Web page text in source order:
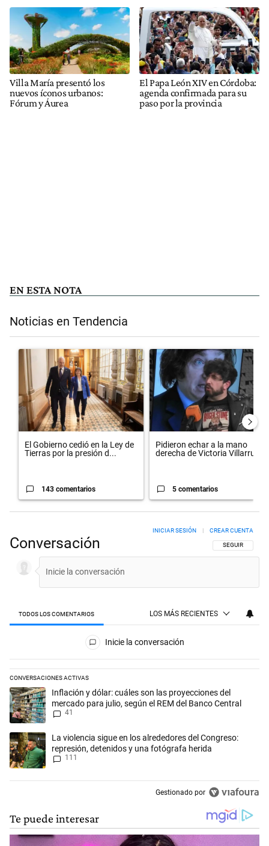
Villa María presentó los
nuevos íconos urbanos:
Fórum y Áurea
El Papa León XIV en Córdoba:
agenda confirmada para su
paso por la provincia
EN ESTA NOTA
Noticias en Tendencia
Un artículo de tendencia con el título "El Gobierno cedió en la Ley
El Gobierno cedió en la Ley de
Tierras por la presión d...
143 comentarios
Un artículo de tendencia con el
Pidieron echar a la mano
derecha de Victoria Villarruel...
5 comentarios
Conversación SIGA ESTA
SEGUIR
INICIAR SESIÓN | CREAR CUENTA
TODOS LOS COMENTARIOS LOS MÁS RECIENTES
Todos los comentarios
Inicie la conversación
CONVERSACIONES ACTIVAS
Este listado muestra los artículos con más comentarios en los
Un artículo de tendencia con el título "Inflación y dólar: cuáles son
Inflación y dólar: cuáles son las proyecciones del
mercado para julio, según el REM del Banco Central
41
Un artículo de tendencia con el título "La violencia sigue en los
La violencia sigue en los alrededores del Congreso:
represión, detenidos y una fotógrafa herida
111
Gestionado por